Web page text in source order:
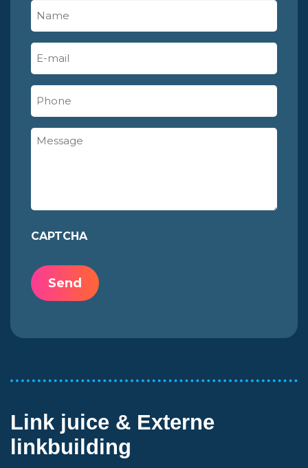
Name
E-
mail
(Vereist)
Phone
Message
CAPTCHA
Link juice & Externe
linkbuilding